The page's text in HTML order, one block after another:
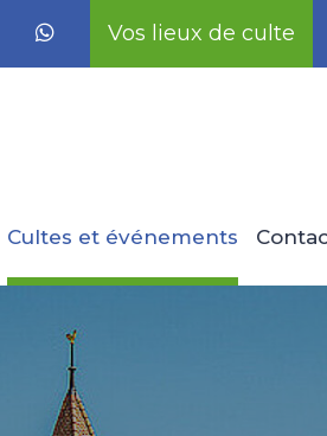
Vos lieux de culte
Cultes et événements